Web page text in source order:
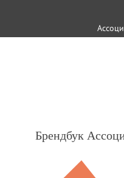
Брендбук